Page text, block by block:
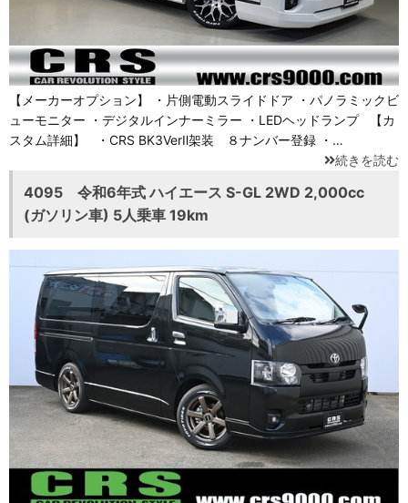
【メーカーオプション】 ・片側電動スライドドア ・パノラミックビ
ューモニター ・デジタルインナーミラー ・LEDヘッドランプ 【カ
スタム詳細】 ・CRS BK3VerⅡ架装 ８ナンバー登録 ・…
続きを読む
4095 令和6年式 ハイエース S-GL 2WD 2,000cc
(ガソリン車) 5人乗車 19km